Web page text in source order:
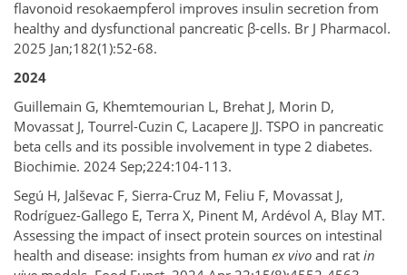
flavonoid resokaempferol improves insulin secretion from
healthy and dysfunctional pancreatic β-cells. Br J Pharmacol.
2025 Jan;182(1):52-68.
2024
Guillemain G, Khemtemourian L, Brehat J, Morin D,
Movassat J, Tourrel-Cuzin C, Lacapere JJ. TSPO in pancreatic
beta cells and its possible involvement in type 2 diabetes.
Biochimie. 2024 Sep;224:104-113.
Segú H, Jalševac F, Sierra-Cruz M, Feliu F, Movassat J,
Rodríguez-Gallego E, Terra X, Pinent M, Ardévol A, Blay MT.
Assessing the impact of insect protein sources on intestinal
health and disease: insights from human ex vivo and rat in